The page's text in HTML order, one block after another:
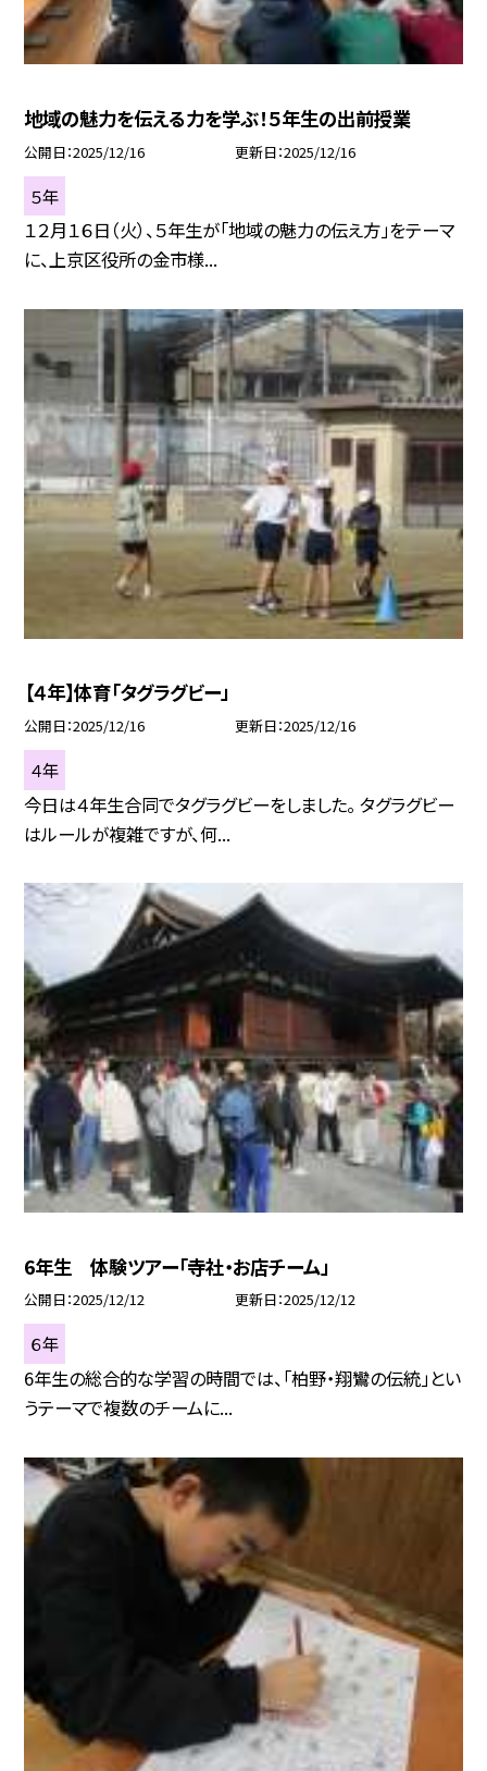
地域の魅力を伝える力を学ぶ！５年生の出前授業
公開日 2025/12/16 更新日 2025/12/16
５年
１２月１６日（火）、５年生が「地域の魅力の伝え方」をテーマ
に、上京区役所の金市様...
【４年】体育「タグラグビー」
公開日 2025/12/16 更新日 2025/12/16
４年
今日は４年生合同でタグラグビーをしました。 タグラグビー
はルールが複雑ですが、何...
6年生 体験ツアー「寺社・お店チーム」
公開日 2025/12/12 更新日 2025/12/12
６年
6年生の総合的な学習の時間では、「柏野・翔鸞の伝統」とい
うテーマで複数のチームに...